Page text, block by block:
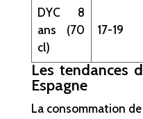
DYC 8
ans (70
cl)
17-19
Les tendances
Espagne
La consommation